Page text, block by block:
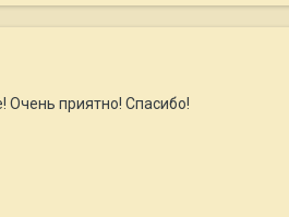
Очень приятно! Спасибо!